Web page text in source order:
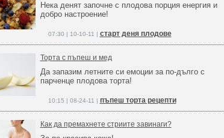
Нека денят започне с плодова порция енергия и
добро настроение!
07:30 | 10-10-11 | старт деня плодове
Торта с пъпеш и мед
Да запазим летните си емоции за по-дълго с
парченце плодова торта!
10:15 | 08-24-11 | пъпеш торта рецепти
Как да премахнете стриите завинаги?